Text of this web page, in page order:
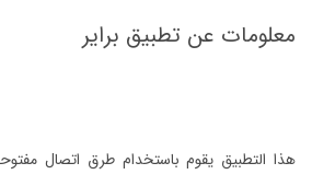
معلومات عن تطبيق براير
هذا التطبيق يقوم باستخدام طرق اتصال